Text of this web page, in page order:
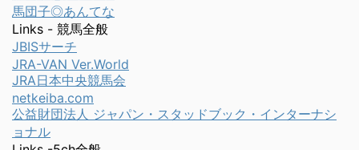
馬団子◎あんてな
Links - 競馬全般
JBISサーチ
JRA-VAN Ver.World
JRA日本中央競馬会
netkeiba.com
公益財団法人 ジャパン・スタッドブック・インターナシ
ョナル